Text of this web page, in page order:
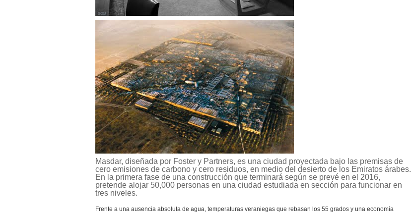
Masdar, diseñada por Foster y Partners, es una ciudad proyectada bajo las premisas de
cero emisiones de carbono y cero residuos, en medio del desierto de los Emiratos árabes.
En la primera fase de una construcción que terminará según se prevé en el 2016,
pretende alojar 50,000 personas en una ciudad estudiada en sección para funcionar en
tres niveles.
Frente a una ausencia absoluta de agua, temperaturas veraniegas que rebasan los 55 grados y una economía